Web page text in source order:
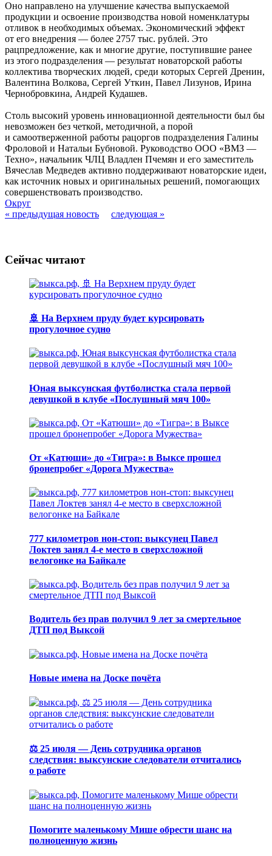
Оно направлено на улучшение качества выпускаемой
продукции и освоение производства новой номенклатуры
отливок в необходимых объемах. Экономический эффект
от его внедрения — более 2757 тыс. рублей. Это
рацпредложение, как и многие другие, поступившие ранее
из этого подразделения — результат новаторской работы
коллектива творческих людей, среди которых Сергей Дренин,
Валентина Волкова, Сергей Уткин, Павел Лизунов, Ирина
Чернобровкина, Андрей Кудашев.
Столь высокий уровень инновационной деятельности был бы
невозможен без четкой, методичной, а порой
и самоотверженной работы рацоргов подразделения Галины
Фроловой и Натальи Бубновой. Руководство ООО «ВМЗ —
Техно», начальник ЧЛЦ Владлен Пчемян и его заместитель
Вячеслав Медведев активно поддерживают новаторские идеи,
как источник новых и оригинальных решений, помогающих
совершенствовать производство.
Округ
« предыдущая новость
следующая »
Сейчас читают
🚢 На Верхнем пруду будет курсировать
прогулочное судно
Юная выксунская футболистка стала первой
девушкой в клубе «Послушный мяч 100»
От «Катюши» до «Тигра»: в Выксе прошел
бронепробег «Дорога Мужества»
777 километров нон-стоп: выксунец Павел
Локтев занял 4-е место в сверхсложной
велогонке на Байкале
Водитель без прав получил 9 лет за смертельное
ДТП под Выксой
Новые имена на Доске почёта
⚖️ 25 июля — День сотрудника органов
следствия: выксунские следователи отчитались
о работе
Помогите маленькому Мише обрести шанс на
полноценную жизнь